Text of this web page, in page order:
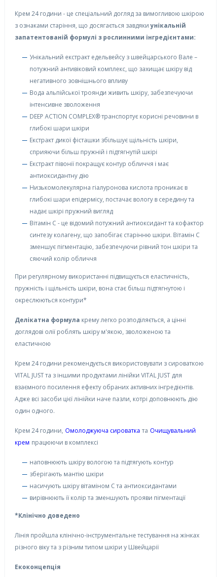
Крем 24 години - це спеціальний догляд за вимогливою шкірою
з ознаками старіння, що досягається завдякиунікальній
запатентованій формулі з рослинними інгредієнтами:
Унікальний екстракт едельвейсу з швейцарського Вале –
потужний антивіковий комплекс, що захищає шкіру від
негативного зовнішнього впливу
Вода альпійської троянди живить шкіру, забезпечуючи
інтенсивне зволоження
DEEP ACTION COMPLEX® транспортує корисні речовини в
глибокі шари шкіри
Екстракт дикої фісташки збільшує щільність шкіри,
сприяючи більш пружній і підтягнутій шкірі
Екстракт півонії покращує контур обличчя і має
антиоксидантну дію
Низькомолекулярна гіалуронова кислота проникає в
глибокі шари епідермісу, постачає вологу в середину та
надає шкірі пружний вигляд
Вітамін С - це відомий потужний антиоксидант та кофактор
синтезу колагену, що запобігає старінню шкіри. Вітамін С
зменшує пігментацію, забезпечуючи рівний тон шкіри та
сяючий колір обличчя
При регулярному використанні підвищується еластичність,
пружність і щільність шкіри, вона стає більш підтягнутою і
окреслюються контури*
Делікатна формула крему легко розподіляється, а цінні
доглядові олії роблять шкіру м'якою, зволоженою та
еластичною
Крем 24 години рекомендується використовувати з сироваткою
VITAL JUST та з іншими продуктами лінійки VITAL JUST для
взаємного посилення ефекту обраних активних інгредієнтів.
Адже всі засоби цієї лінійки наче пазли, котрі доповнюють дію
один одного.
Крем 24 години, Омолоджуюча сироватка та Очищувальний
крем працюючи в комплексі
наповнюють шкіру вологою та підтягують контур
зберігають мантію шкіри
насичують шкіру вітаміном С та антиоксидантами
вирівнюють її колір та зменшують прояви пігментації
*Клінічно доведено
Лінія пройшла клінічно-інструментальне тестування на жінках
різного віку та з різним типом шкіри у Швейцарії
Екоконцепція